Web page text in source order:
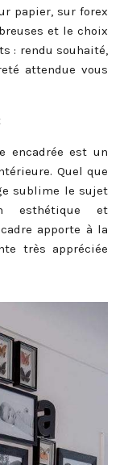
papier, sur forex
et le choix
: rendu souhaité,
attendue vous
encadrée est un
Quel que
sublime le sujet
esthétique et
apporte à la
très appréciée